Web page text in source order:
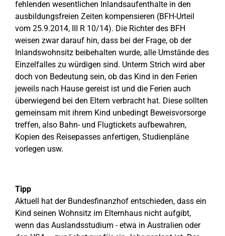
fehlenden wesentlichen Inlandsaufenthalte in den
ausbildungsfreien Zeiten kompensieren (BFH-Urteil
vom 25.9.2014, III R 10/14). Die Richter des BFH
weisen zwar darauf hin, dass bei der Frage, ob der
Inlandswohnsitz beibehalten wurde, alle Umstände des
Einzelfalles zu würdigen sind. Unterm Strich wird aber
doch von Bedeutung sein, ob das Kind in den Ferien
jeweils nach Hause gereist ist und die Ferien auch
überwiegend bei den Eltern verbracht hat. Diese sollten
gemeinsam mit ihrem Kind unbedingt Beweisvorsorge
treffen, also Bahn- und Flugtickets aufbewahren,
Kopien des Reisepasses anfertigen, Studienpläne
vorlegen usw.
Tipp
Aktuell hat der Bundesfinanzhof entschieden, dass ein
Kind seinen Wohnsitz im Elternhaus nicht aufgibt,
wenn das Auslandsstudium - etwa in Australien oder